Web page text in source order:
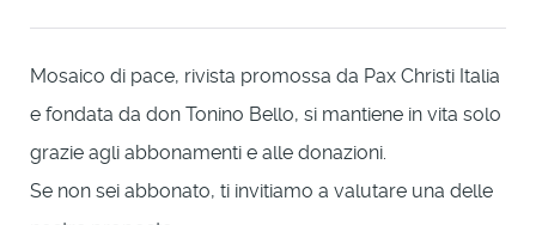
Mosaico di pace, rivista promossa da Pax Christi Italia
e fondata da don Tonino Bello, si mantiene in vita solo
grazie agli abbonamenti e alle donazioni.
Se non sei abbonato, ti invitiamo a valutare una delle